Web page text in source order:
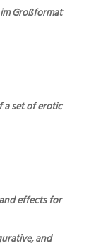
Großformat
set of erotic
effects for
and